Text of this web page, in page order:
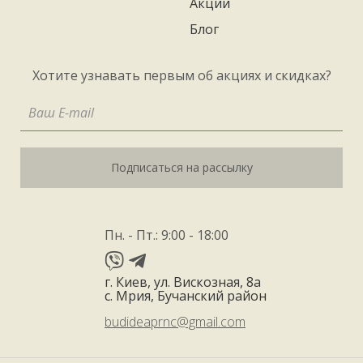
Блог
Хотите узнавать первым об акциях и скидках?
Подписаться на рассылку
Пн. - Пт.: 9:00 - 18:00
г. Киев, ул. Вискозная, 8а
с. Мрия, Бучанский район
budideaprnc@gmail.com